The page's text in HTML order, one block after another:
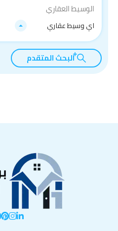
الوسيط العقاري
اي وسيط عقاري
البحث المتقدم